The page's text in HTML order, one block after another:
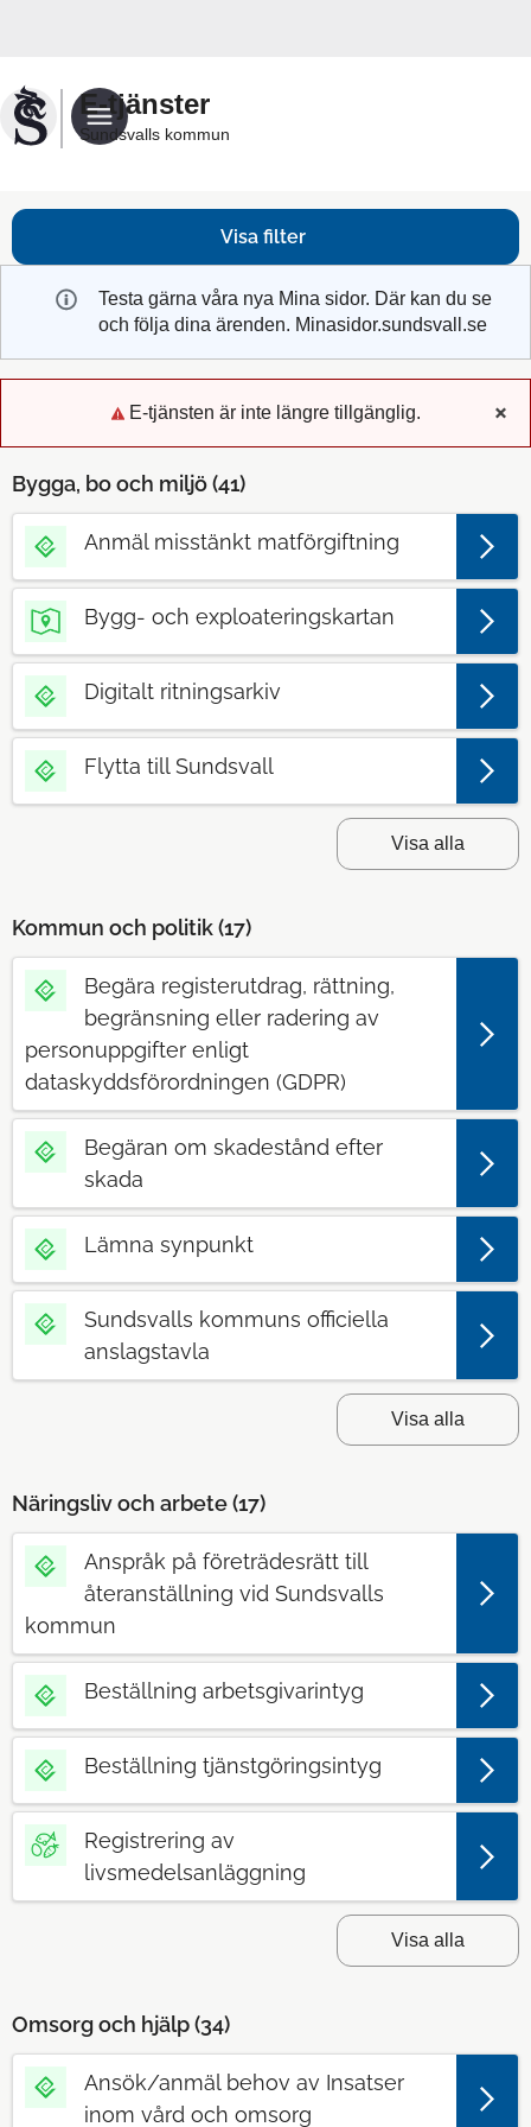
Sundsvalls
kommuns
e-
E-tjänster
Sundsvalls kommun
Visa filter
Testa gärna våra nya Mina sidor. Där kan du se
och följa dina ärenden. Minasidor.sundsvall.se
E-tjänsten är inte längre tillgänglig. x
Bygga, bo och miljö (41)
Anmäl misstänkt matförgiftning
Bygg- och exploateringskartan
Digitalt ritningsarkiv
Flytta till Sundsvall
Visa alla
Kommun och politik (17)
Begära registerutdrag, rättning,
begränsning eller radering av
personuppgifter enligt
dataskyddsförordningen (GDPR)
Begäran om skadestånd efter
skada
Lämna synpunkt
Sundsvalls kommuns officiella
anslagstavla
Visa alla
Näringsliv och arbete (17)
Anspråk på företrädesrätt till
återanställning vid Sundsvalls
kommun
Beställning arbetsgivarintyg
Beställning tjänstgöringsintyg
Registrering av
livsmedelsanläggning
Visa alla
Omsorg och hjälp (34)
Ansök/anmäl behov av Insatser
inom vård och omsorg